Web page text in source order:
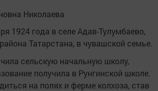
Николаева
1924 года в селе Адав-Тулумбаево,
Татарстана, в чувашской семье.
сельскую начальную школу,
получила в Рунгинской школе.
на полях и ферме колхоза, став